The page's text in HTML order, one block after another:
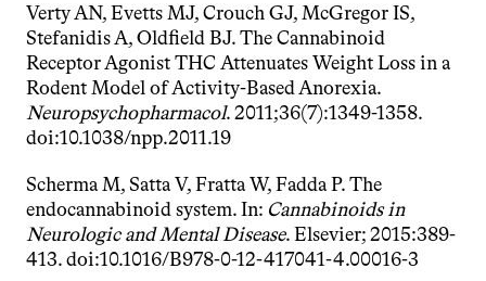
Verty AN, Evetts MJ, Crouch GJ, McGregor IS,
Stefanidis A, Oldfield BJ. The Cannabinoid
Receptor Agonist THC Attenuates Weight Loss in a
Neuropsychopharmacol. 2011;36(7):1349-1358.
doi:10.1038/npp.2011.19
Scherma M, Satta V, Fratta W, Fadda P. The
endocannabinoid system. In: Cannabinoids in
Neurologic and Mental Disease. Elsevier; 2015:389-
413. doi:10.1016/B978-0-12-417041-4.00016-3